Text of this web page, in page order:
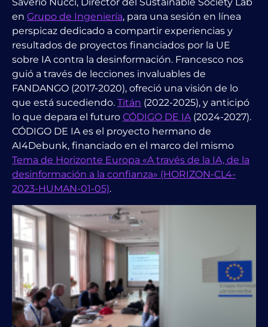
Saverio Nucci, Director del Sustainable Society Lab
en Grupo de Ingeniería, para una sesión en línea
perspicaz dedicado a compartir experiencias y
resultados de proyectos financiados por la UE
sobre IA contra la desinformación. Francesco nos
guió a través de lecciones invaluables de
FANDANGO (2017-2020), ofreció una visión de lo
que está sucediendo. Titán (2022-2025), y anticipó
lo que depara el futuro CÓDIGO DE IA(2024-2027).
CÓDIGO DE IAes el proyecto hermano de
AI4Debunk, financiado en el marco del mismo
Tema de Horizonte Europa «A través de la IA, de la
desinformación a la confianza» (HORIZON-CL4-
2023-HUMAN-01-05).